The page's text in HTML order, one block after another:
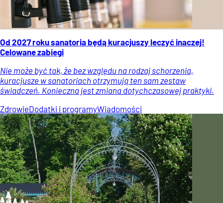
Od 2027 roku sanatoria będą kuracjuszy leczyć inaczej!
Celowane zabiegi
Nie może być tak, że bez względu na rodzaj schorzenia,
kuracjusze w sanatoriach otrzymują ten sam zestaw
świadczeń. Konieczna jest zmiana dotychczasowej praktyki.
ZdrowieDodatki i programyWiadomości